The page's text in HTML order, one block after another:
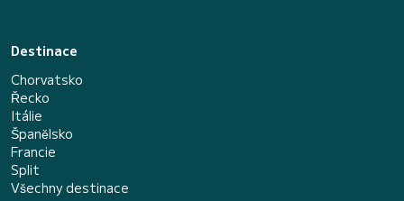
Destinace
Chorvatsko
Řecko
Itálie
Španělsko
Francie
Split
Všechny destinace